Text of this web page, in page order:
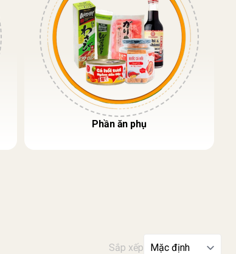
Phần ăn phụ
Sắp xếp